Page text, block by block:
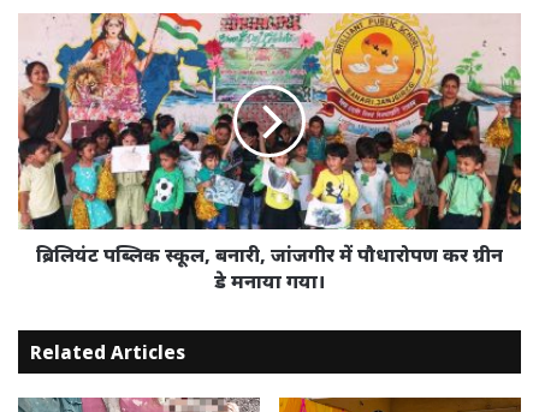
ब्रिलियंट
पब्लिक
स्कूल,
बनारी,
जांजगीर
में
पौधारोपण
कर
ग्रीन
ब्रिलियंट पब्लिक स्कूल, बनारी, जांजगीर में पौधारोपण कर ग्रीन
डे मनाया गया।
Related Articles